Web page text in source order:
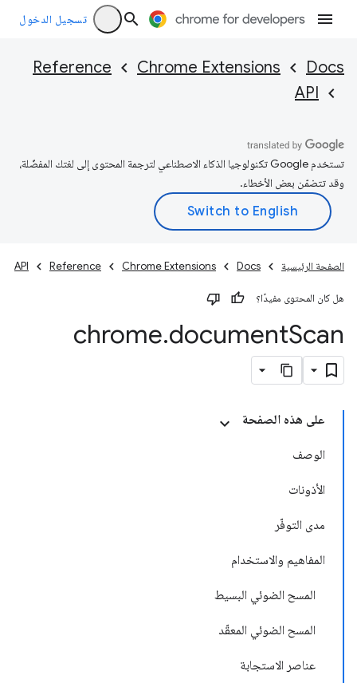
تسجيل الدخول
Docs
Chrome Extensions
Reference
API
تستخدم Google تكنولوجيا الذكاء الاصطناعي لترجمة المحتوى إلى لغتك المفضّلة،
وقد تتضمّن بعض الأخطاء.
الصفحة الرئيسية Docs
Chrome Extensions
Reference
API
هل كان المحتوى مفيدًا؟
chrome.documentScan
على هذه الصفحة
الوصف
الأذونات
مدى التوفّر
المفاهيم والاستخدام
المسح الضوئي البسيط
المسح الضوئي المعقّد
عناصر الاستجابة